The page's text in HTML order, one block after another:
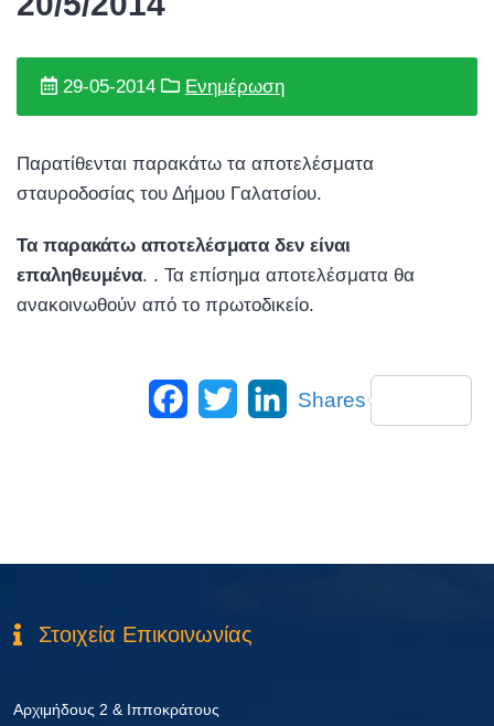
29-05-2014 Ενημέρωση
Παρατίθενται παρακάτω τα αποτελέσματα
σταυροδοσίας του Δήμου Γαλατσίου.
Τα παρακάτω αποτελέσματα δεν είναι
επαληθευμένα. . Τα επίσημα αποτελέσματα θα
ανακοινωθούν από το πρωτοδικείο.
Facebook
Twitter LinkedIn
Shares
Στοιχεία Επικοινωνίας
Αρχιμήδους 2 & Ιπποκράτους